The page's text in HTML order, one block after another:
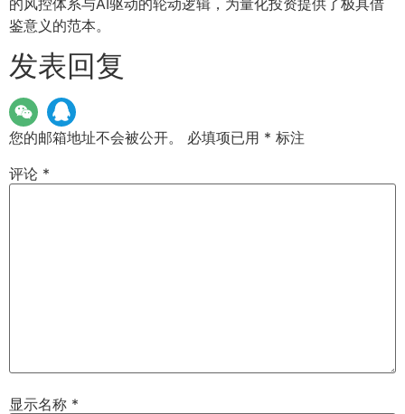
鉴意义的范本。
发表回复
您的邮箱地址不会被公开。 必填项已用 * 标注
评论 *
显示名称 *